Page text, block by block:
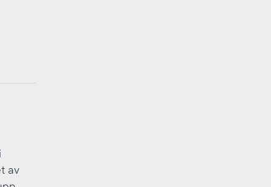
av